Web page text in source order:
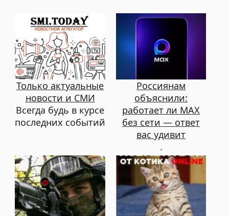
Только актуальные
новости и СМИ
Всегда будь в курсе
последних событий
Россиянам
объяснили:
работает ли MAX
без сети — ответ
вас удивит
.